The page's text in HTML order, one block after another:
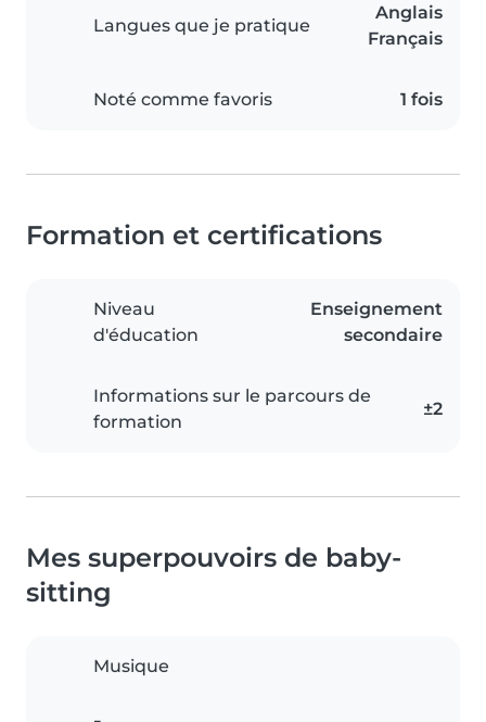
Langues que je pratique
Anglais
Français
Noté comme favoris 1 fois
Formation et certifications
Niveau
d'éducation
Enseignement
secondaire
Informations sur le parcours de
formation
±2
Mes superpouvoirs de baby-
sitting
Musique